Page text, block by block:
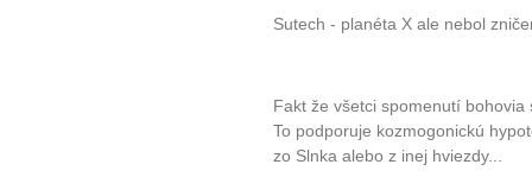
Sutech - planéta X ale nebol
Fakt že všetci spomenutí
To podporuje kozmogonickú
zo Slnka alebo z inej hviezdy...